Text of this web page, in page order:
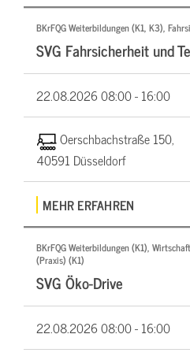
BKrFQG Weiterbildungen (K1, K3),
SVG Fahrsicherheit und
22.08.202608:00 - 16:00
Oerschbachstraße 150,
40591 Düsseldorf
MEHR ERFAHREN
BKrFQG Weiterbildungen (K1),
(Praxis) (K1)
SVG Öko-Drive
22.08.202608:00 - 16:00